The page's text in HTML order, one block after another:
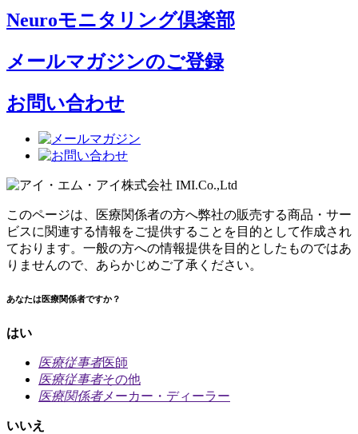
Neuroモニタリング倶楽部
メールマガジンのご登録
お問い合わせ
このページは、医療関係者の方へ弊社の販売する商品・サー
ビスに関連する情報をご提供することを目的として作成され
ております。一般の方への情報提供を目的としたものではあ
りませんので、あらかじめご了承ください。
あなたは医療関係者ですか？
はい
医療従事者医師
医療従事者その他
医療関係者メーカー・ディーラー
いいえ